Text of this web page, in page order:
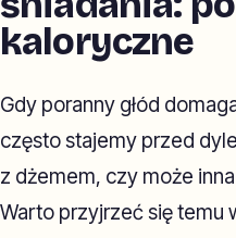
kaloryczne
Gdy poranny głód
często stajemy przed
z dżemem, czy może
Warto przyjrzeć się